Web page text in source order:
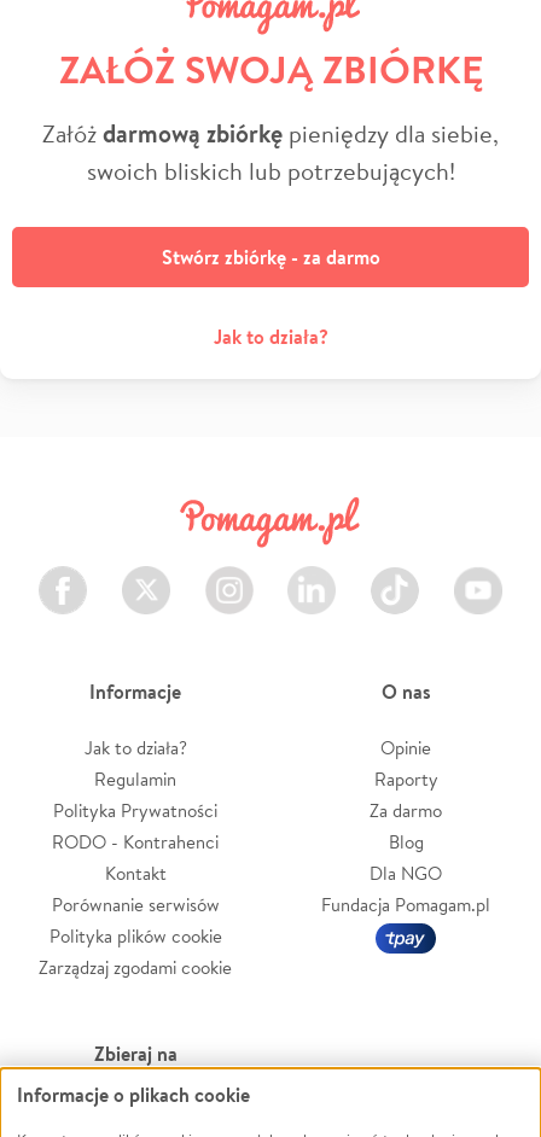
ZAŁÓŻ SWOJĄ ZBIÓRKĘ
Załóżdarmową zbiórkę pieniędzy dla siebie,
swoich bliskich lub potrzebujących!
Stwórz zbiórkę - za darmo
Jak to działa?
Facebook Twitter Instagram LinkedIn TikTok Youtube
Informacje
Jak to działa?
Regulamin
Polityka Prywatności
RODO - Kontrahenci
Kontakt
Porównanie serwisów
Polityka plików cookie
Zarządzaj zgodami cookie
O nas
Opinie
Raporty
Za darmo
Blog
Dla NGO
Fundacja Pomagam.pl
Zbieraj na
Leczenie
Informacje o plikach cookie